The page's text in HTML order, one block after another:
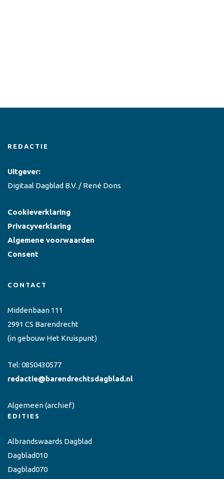
REDACTIE
Uitgever:
Digitaal Dagblad B.V. / René Dons
Cookieverklaring
Privacyverklaring
Algemene voorwaarden
Consent
CONTACT
Middenbaan 111
2991 CS Barendrecht
(in gebouw Het Kruispunt)
Tel: 0850430577
redactie@barendrechtsdagblad.nl
Algemeen(archief)
EDITIES
Albrandswaards Dagblad
Dagblad010
Dagblad070